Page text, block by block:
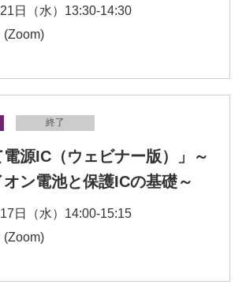
日（水）13:30-14:30
(Zoom)
終了
電源IC（ウェビナー版）」～
オン電池と保護ICの基礎～
日（水）14:00-15:15
(Zoom)